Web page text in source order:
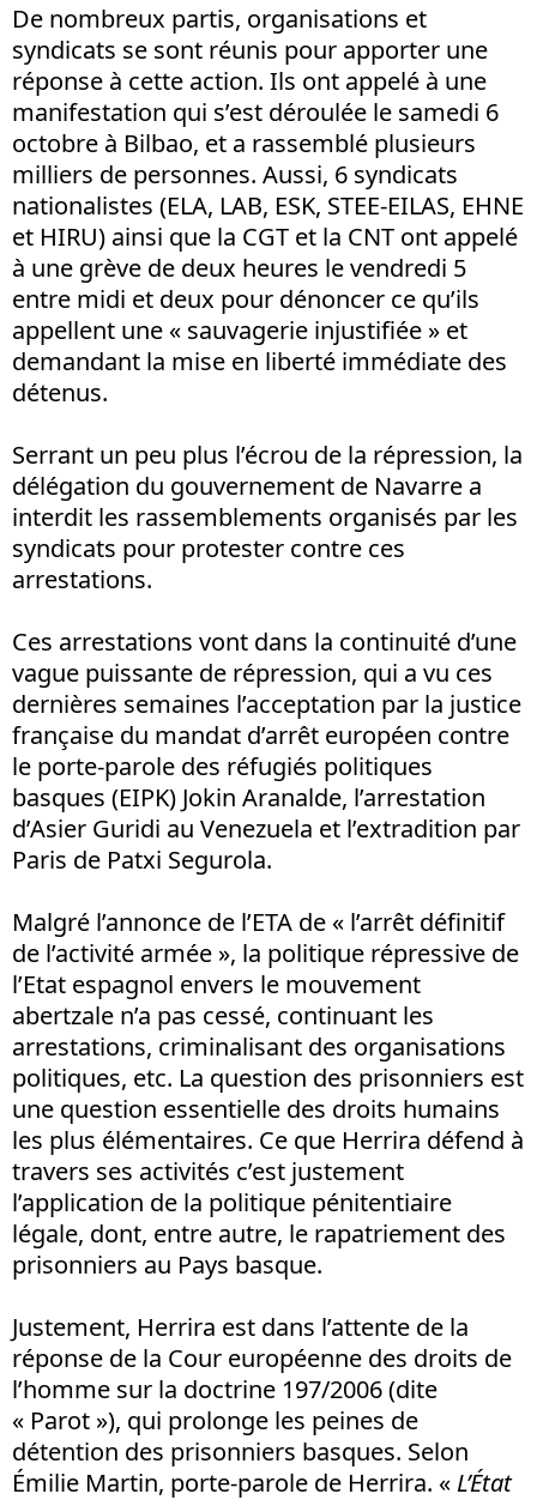
De nombreux partis, organisations et
syndicats se sont réunis pour apporter une
réponse à cette action. Ils ont appelé à une
manifestation qui s’est déroulée le samedi 6
octobre à Bilbao, et a rassemblé plusieurs
milliers de personnes. Aussi, 6 syndicats
nationalistes (ELA, LAB, ESK, STEE-EILAS, EHNE
et HIRU) ainsi que la CGT et la CNT ont appelé
à une grève de deux heures le vendredi 5
entre midi et deux pour dénoncer ce qu’ils
appellent une « sauvagerie injustifiée » et
demandant la mise en liberté immédiate des
détenus.
Serrant un peu plus l’écrou de la répression, la
délégation du gouvernement de Navarre a
interdit les rassemblements organisés par les
syndicats pour protester contre ces
arrestations.
Ces arrestations vont dans la continuité d’une
vague puissante de répression, qui a vu ces
dernières semaines l’acceptation par la justice
française du mandat d’arrêt européen contre
le porte-parole des réfugiés politiques
basques (EIPK) Jokin Aranalde, l’arrestation
d’Asier Guridi au Venezuela et l’extradition par
Paris de Patxi Segurola.
Malgré l’annonce de l’ETA de « l’arrêt définitif
de l’activité armée », la politique répressive de
l’Etat espagnol envers le mouvement
abertzale n’a pas cessé, continuant les
arrestations, criminalisant des organisations
politiques, etc. La question des prisonniers est
une question essentielle des droits humains
les plus élémentaires. Ce que Herrira défend à
travers ses activités c’est justement
l’application de la politique pénitentiaire
légale, dont, entre autre, le rapatriement des
prisonniers au Pays basque.
Justement, Herrira est dans l’attente de la
réponse de la Cour européenne des droits de
l’homme sur la doctrine 197/2006 (dite
« Parot »), qui prolonge les peines de
détention des prisonniers basques. Selon
Émilie Martin, porte-parole de Herrira. « L’État